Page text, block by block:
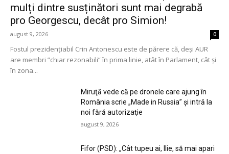
mulți dintre susținători sunt mai degrabă
pro Georgescu, decât pro Simion!
august 9, 2026 0
Fostul prezidenţiabil Crin Antonescu este de părere că, deşi AUR
are membri ”chiar rezonabili” în prima linie, atât în Parlament, cât şi
în zona...
Miruţă vede că pe dronele care ajung în
România scrie „Made in Russia” şi intră la
noi fără autorizaţie
august 9, 2026
Fifor (PSD): „Cât tupeu ai, Ilie, să mai apari